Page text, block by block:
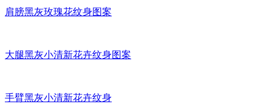
肩膀黑灰玫瑰花纹身图案
大腿黑灰小清新花卉纹身图案
手臂黑灰小清新花卉纹身